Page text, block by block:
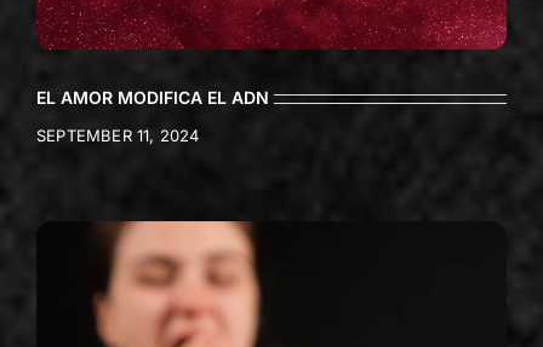
EL AMOR MODIFICA EL ADN
SEPTEMBER 11, 2024